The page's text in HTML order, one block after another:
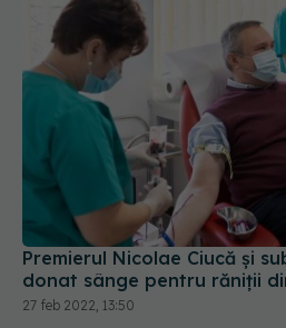
Premierul Nicolae Ciucă și
donat sânge pentru răniții
27 feb 2022, 13:50